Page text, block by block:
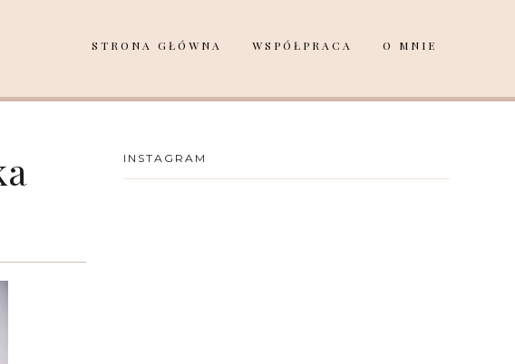
STRONA GŁÓWNA WSPÓŁPRACA O MNIE
INSTAGRAM